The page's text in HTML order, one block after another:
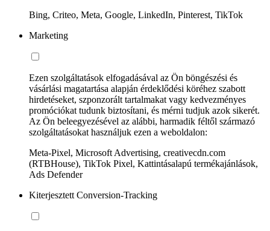
Bing, Criteo, Meta, Google, LinkedIn, Pinterest, TikTok
Marketing
Ezen szolgáltatások elfogadásával az Ön böngészési és
vásárlási magatartása alapján érdeklődési köréhez szabott
hirdetéseket, szponzorált tartalmakat vagy kedvezményes
promóciókat tudunk biztosítani, és mérni tudjuk azok sikerét.
Az Ön beleegyezésével az alábbi, harmadik féltől származó
szolgáltatásokat használjuk ezen a weboldalon:
Meta-Pixel, Microsoft Advertising, creativecdn.com
(RTBHouse), TikTok Pixel, Kattintásalapú termékajánlások,
Ads Defender
Kiterjesztett Conversion-Tracking